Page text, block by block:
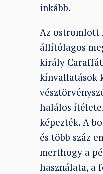
inkább.
Az ostromlott
állítólagos
király
kínvallatások
halálos
képezték. A
és több száz
merthogy a
használata, a